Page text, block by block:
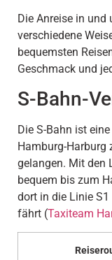
Die Anreise in
verschiedene
bequemsten
Geschmack und
S-Bahn-
Die S-Bahn ist
Hamburg-Harburg
gelangen. Mit den
bequem bis zum
dort in die Linie
fährt (Taxiteam